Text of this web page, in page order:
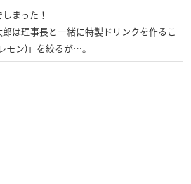
まった！
は理事長と一緒に特製ドリンクを作るこ
モン)」を絞るが…。